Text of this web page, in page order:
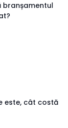
branșamentul
este, cât costă